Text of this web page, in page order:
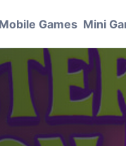
Mobile Games Mini